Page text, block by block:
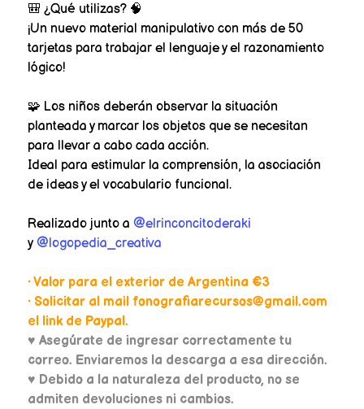
🎒 ¿Qué utilizas? 🧠
¡Un nuevo material manipulativo con más de 50
tarjetas para trabajar el lenguaje y el razonamiento
lógico!
🧩 Los niños deberán observar la situación
planteada y marcar los objetos que se necesitan
para llevar a cabo cada acción.
Ideal para estimular la comprensión, la asociación
de ideas y el vocabulario funcional.
Realizado junto a @elrinconcitoderaki
y @logopedia_creativa
• Valor para el exterior de Argentina €3
• Solicitar al mail fonografiarecursos@gmail.com
el link de Paypal.
♥ Asegúrate de ingresar correctamente tu
correo. Enviaremos la descarga a esa dirección.
♥ Debido a la naturaleza del producto, no se
admiten devoluciones ni cambios.